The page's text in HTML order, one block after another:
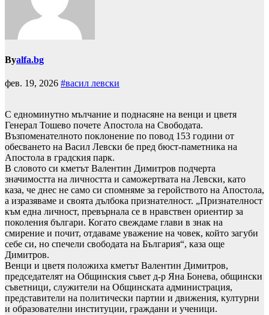
Byalfa.bg
фев. 19, 2026 #васил левски
С едноминутно мълчание и поднасяне на венци и цветя
Генерал Тошево почете Апостола на Свободата.
Възпоменателното поклонение по повод 153 години от
обесването на Васил Левски бе пред бюст-паметника на
Апостола в градския парк.
В словото си кметът Валентин Димитров подчерта
значимостта на личността и саможертвата на Левски, като
каза, че днес не само си спомняме за геройството на Апостола,
а изразяваме и своята дълбока признателност. „Признателност
към една личност, превърнала се в нравствен ориентир за
поколения българи. Когато свеждаме глави в знак на
смирение и почит, отдаваме уважение на човек, който загуби
себе си, но спечели свободата на България“, каза още
Димитров.
Венци и цветя положиха кметът Валентин Димитров,
председателят на Общинския съвет д-р Яна Бонева, общински
съветници, служители на Общинската администрация,
представители на политически партии и движения, културни
и образователни институции, граждани и ученици.